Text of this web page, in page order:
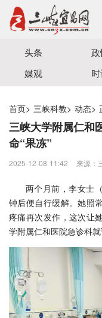
宜昌三峡融媒体中心
头条
媒观
首页> 三峡科教> 动态>
三峡大学附属仁和
命“果冻”
2025-12-08 11:42 来源：
两个月前，李女士
钟后便自行缓解。她照
疼痛再次发作，这次让
学附属仁和医院急诊科就